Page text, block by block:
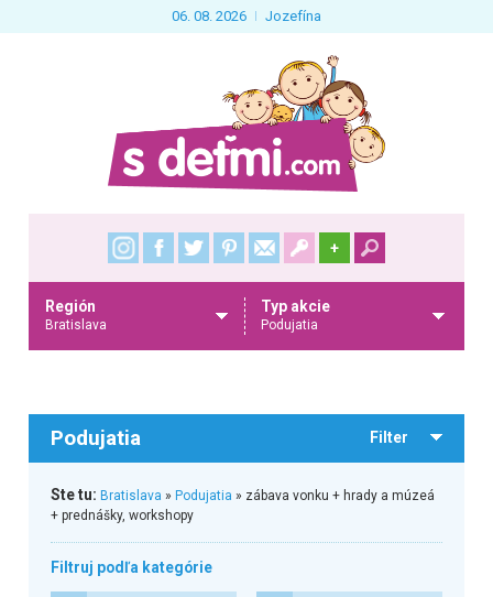
06. 08. 2026 Jozefína
+
Región
Bratislava
Typ akcie
Podujatia
Podujatia Filter
Ste tu: Bratislava » Podujatia » zábava vonku + hrady a múzeá
+ prednášky, workshopy
Filtruj podľa kategórie